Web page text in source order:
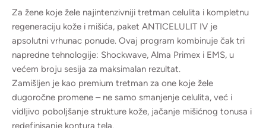
Za žene koje žele najintenzivniji tretman celulita i kompletnu
regeneraciju kože i mišića, paket ANTICELULIT IV je
apsolutni vrhunac ponude. Ovaj program kombinuje čak tri
napredne tehnologije: Shockwave, Alma Primex i EMS, u
većem broju sesija za maksimalan rezultat.
Zamišljen je kao premium tretman za one koje žele
dugoročne promene – ne samo smanjenje celulita, već i
vidljivo poboljšanje strukture kože, jačanje mišićnog tonusa i
redefinisanje kontura tela.